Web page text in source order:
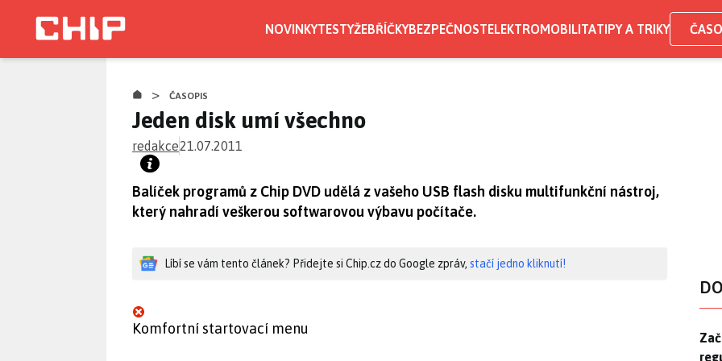
NOVINKYTESTYŽEBŘÍČKYBEZPEČNOSTELEKTROMOBILITATIPY A TRIKY
> ČASOPIS
Jeden disk umí všechno
redakce21.07.2011
Balíček programů z Chip DVD udělá z vašeho USB flash disku multifunkční nástroj,
který nahradí veškerou softwarovou výbavu počítače.
Líbí se vám tento článek? Přidejte si Chip.cz do Google zpráv, stačí jedno kliknutí!
Komfortní startovací menu